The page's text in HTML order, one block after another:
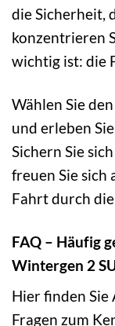
die Sicherheit,
konzentrieren
wichtig ist: die
Wählen Sie
und erleben
Sichern Sie
freuen Sie sich
Fahrt durch
FAQ – Häufig
Wintergen 2
Hier finden
Fragen zum